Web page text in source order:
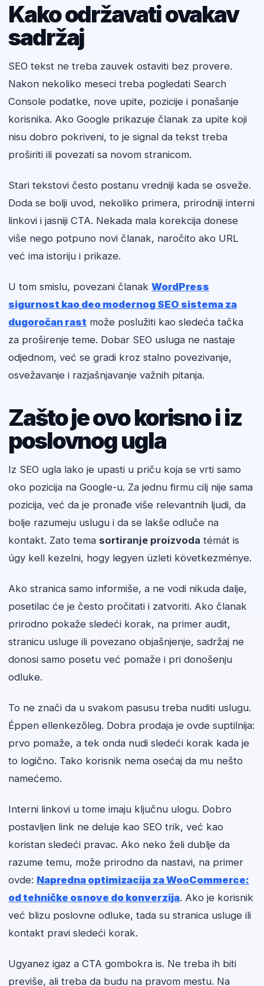
Kako održavati ovakav
sadržaj
SEO tekst ne treba zauvek ostaviti bez provere.
Nakon nekoliko meseci treba pogledati Search
Console podatke, nove upite, pozicije i ponašanje
korisnika. Ako Google prikazuje članak za upite koji
nisu dobro pokriveni, to je signal da tekst treba
proširiti ili povezati sa novom stranicom.
Stari tekstovi često postanu vredniji kada se osveže.
Doda se bolji uvod, nekoliko primera, prirodniji interni
linkovi i jasniji CTA. Nekada mala korekcija donese
više nego potpuno novi članak, naročito ako URL
već ima istoriju i prikaze.
U tom smislu, povezani članak WordPress
sigurnost kao deo modernog SEO sistema za
dugoročan rast može poslužiti kao sledeća tačka
za proširenje teme. Dobar SEO usluga ne nastaje
odjednom, već se gradi kroz stalno povezivanje,
osvežavanje i razjašnjavanje važnih pitanja.
Zašto je ovo korisno i iz
poslovnog ugla
Iz SEO ugla lako je upasti u priču koja se vrti samo
oko pozicija na Google-u. Za jednu firmu cilj nije sama
pozicija, već da je pronađe više relevantnih ljudi, da
bolje razumeju uslugu i da se lakše odluče na
kontakt. Zato tema sortiranje proizvoda témát is
úgy kell kezelni, hogy legyen üzleti következménye.
Ako stranica samo informiše, a ne vodi nikuda dalje,
posetilac će je često pročitati i zatvoriti. Ako članak
prirodno pokaže sledeći korak, na primer audit,
stranicu usluge ili povezano objašnjenje, sadržaj ne
donosi samo posetu već pomaže i pri donošenju
odluke.
To ne znači da u svakom pasusu treba nuditi uslugu.
Éppen ellenkezőleg. Dobra prodaja je ovde suptilnija:
prvo pomaže, a tek onda nudi sledeći korak kada je
to logično. Tako korisnik nema osećaj da mu nešto
namećemo.
Interni linkovi u tome imaju ključnu ulogu. Dobro
postavljen link ne deluje kao SEO trik, već kao
koristan sledeći pravac. Ako neko želi dublje da
razume temu, može prirodno da nastavi, na primer
ovde: Napredna optimizacija za WooCommerce:
od tehničke osnove do konverzija. Ako je korisnik
već blizu poslovne odluke, tada su stranica usluge ili
kontakt pravi sledeći korak.
Ugyanez igaz a CTA gombokra is. Ne treba ih biti
previše, ali treba da budu na pravom mestu. Na